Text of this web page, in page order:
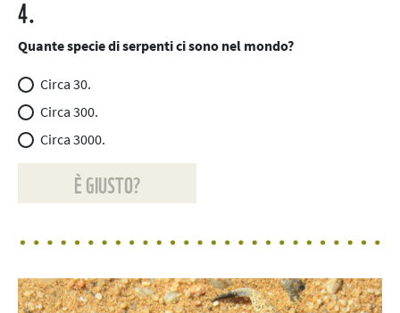
4.
Quante specie di serpenti ci sono nel mondo?
Circa 30.
Circa 300.
Circa 3000.
È GIUSTO?